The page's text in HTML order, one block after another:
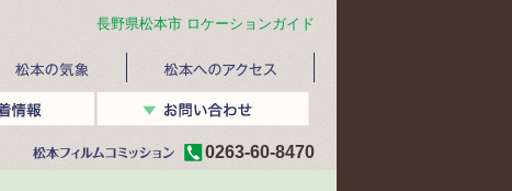
長野県松本市 ロケーションガイド
0263-60-8470